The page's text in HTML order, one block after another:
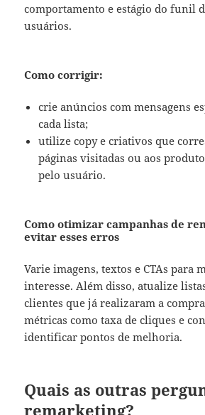
comportamento e estágio do funil
usuários.
Como corrigir:
crie anúncios com mensagens
cada lista;
utilize copy e criativos que
páginas visitadas ou aos
pelo usuário.
Como otimizar campanhas de
evitar esses erros
Varie imagens, textos e CTAs para
interesse. Além disso, atualize
clientes que já realizaram a
métricas como taxa de cliques e
identificar pontos de melhoria.
Quais as outras
remarketing?